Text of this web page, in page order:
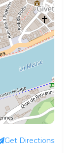
Get Directions